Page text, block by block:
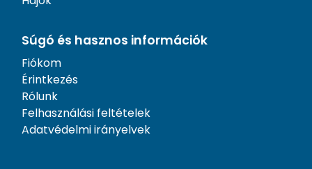
Súgó és hasznos információk
Fiókom
Érintkezés
Rólunk
Felhasználási feltételek
Adatvédelmi irányelvek